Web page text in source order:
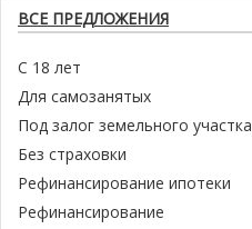
ВСЕ ПРЕДЛОЖЕНИЯ
С 18 лет
Для самозанятых
Под залог земельного участка
Без страховки
Рефинансирование ипотеки
Рефинансирование